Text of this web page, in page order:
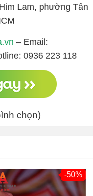
Lam, phường Tân
– Email:
0936 223 118
chọn)
-50%